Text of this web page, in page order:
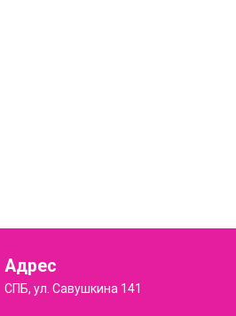
Адрес
СПБ, ул. Савушкина 141